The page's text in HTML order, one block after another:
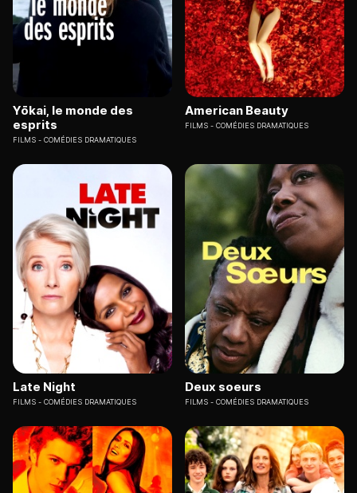
Yōkai, le monde des
esprits
FILMS COMÉDIES DRAMATIQUES
American Beauty
FILMS COMÉDIES DRAMATIQUES
Late Night
FILMS COMÉDIES DRAMATIQUES
Deux soeurs
FILMS COMÉDIES DRAMATIQUES